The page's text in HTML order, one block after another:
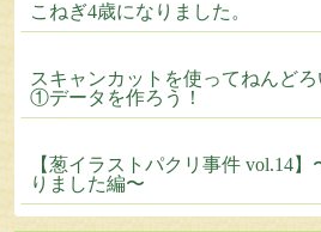
こねぎ4歳になりました。
スキャンカットを使ってねんど
①データを作ろう！
【葱イラストパクリ事件 vol.14
りました編〜